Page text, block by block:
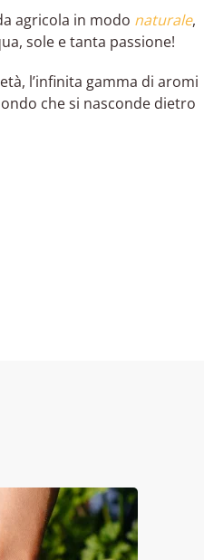
agricola in modo naturale,
sole e tanta passione!
l’infinita gamma di aromi
che si nasconde dietro